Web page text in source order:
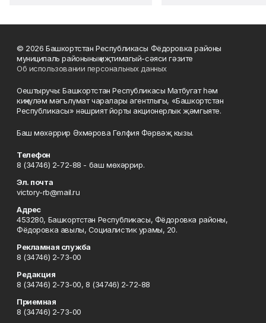
© 2026 Башкортстан Республикасы Фёдоровка районы
муниципаль районының иҗтимагый-сәяси гәзите
Об использовании персональных данных
Оештыручы: Башкортстан Республикасы Матбугат һәм
киңкүләм мәгълүмат чаралары агентлыгы, «Башкортстан
Республикасы» нәшрият йорты акционерлык җәмгыяте.
Баш мөхәррир Әхмәрова Гөлфия Фәрвәҗ кызы.
Телефон
8 (34746) 2-72-88 - баш мөхәррир.
Эл. почта
victory-rb@mail.ru
Адрес
453280, Башкортстан Республикасы, Фёдоровка районы,
Фёдоровка авылы, Социалистик урамы, 20.
Рекламная служба
8 (34746) 2-73-00
Редакция
8 (34746) 2-73-00, 8 (34746) 2-72-88
Приемная
8 (34746) 2-73-00